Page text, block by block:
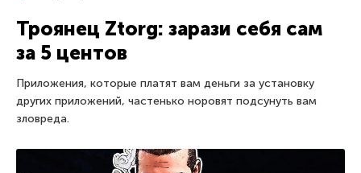
Троянец Ztorg: зарази себя сам
за 5 центов
Приложения, которые платят вам деньги за установку
других приложений, частенько норовят подсунуть вам
зловреда.